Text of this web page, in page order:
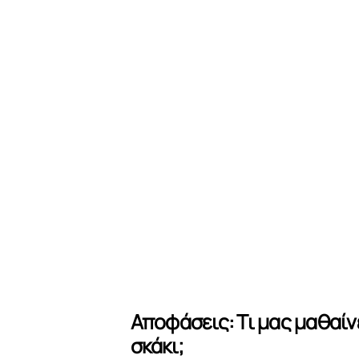
Αποφάσεις: Τι μας
σκάκι;